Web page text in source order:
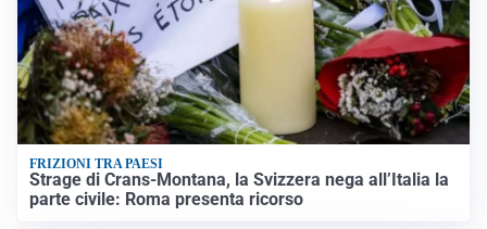
FRIZIONI TRA PAESI
Strage di Crans-Montana, la Svizzera nega all’Italia la
parte civile: Roma presenta ricorso